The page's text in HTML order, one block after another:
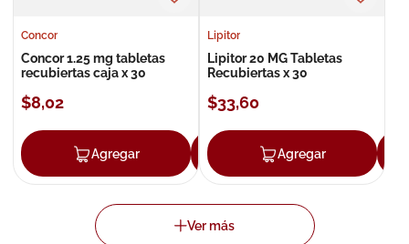
Concor
Concor 1.25 mg tabletas
recubiertas caja x 30
$8,02
Agregar Agregar
Lipitor
Lipitor 20 MG Tabletas
Recubiertas x 30
$33,60
Agregar